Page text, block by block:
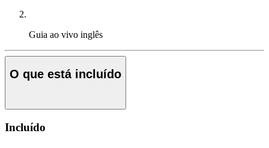
Guia ao vivo inglês
O que está incluído
Incluído